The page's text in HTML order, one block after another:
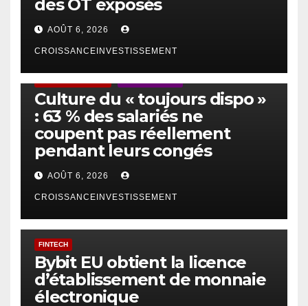
des OT exposés
AOÛT 6, 2026
CROISSANCEINVESTISSEMENT
Culture du « toujours dispo »
: 63 % des salariés ne
coupent pas réellement
pendant leurs congés
AOÛT 6, 2026
CROISSANCEINVESTISSEMENT
FINTECH
Bybit EU obtient la licence
d’établissement de monnaie
électronique